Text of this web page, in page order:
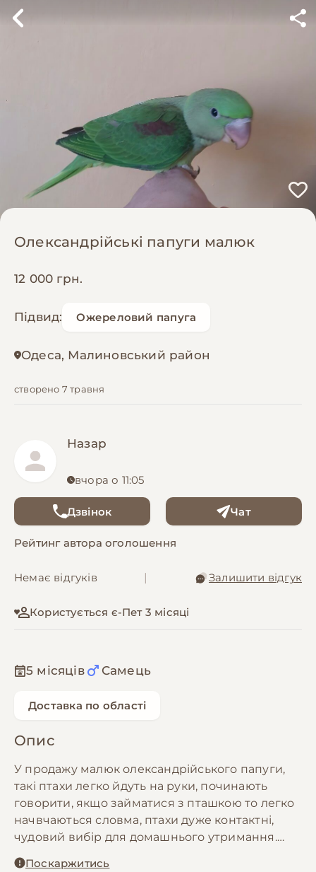
Олександрійські папуги малюк
12 000 грн.
Підвид: Ожереловий папуга
Одеса, Малиновський район
створено 7 травня
Назар
вчора о 11:05
Дзвінок Чат
Рейтинг автора оголошення
Немає відгуків Залишити відгук
Користується є-Пет 3 місяці
5 місяців Самець
Доставка по області
Опис
У продажу малюк олександрійського папуги,
такі птахи легко йдуть на руки, починають
говорити, якщо займатися з пташкою то легко
начвчаються словма, птахи дуже контактні,
чудовий вибір для домашнього утримання.
Поскаржитись